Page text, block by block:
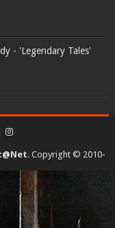
- 'Legendary Tales'
. Copyright © 2010-